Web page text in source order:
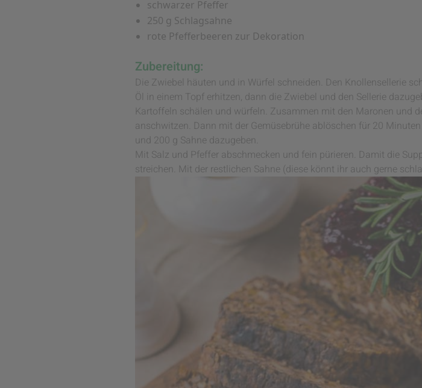
schwarzer Pfeffer
250 g Schlagsahne
rote Pfefferbeeren zur Dekoration
Zubereitung:
Die Zwiebel häuten und in Würfel schneiden. Den Knollensellerie
Öl in einem Topf erhitzen, dann die Zwiebel und den Sellerie
Kartoffeln schälen und würfeln. Zusammen mit den Maronen und
anschwitzen. Dann mit der Gemüsebrühe ablöschen für 20
und 200 g Sahne dazugeben.
Mit Salz und Pfeffer abschmecken und fein pürieren. Damit die
streichen. Mit der restlichen Sahne (diese könnt ihr auch gerne